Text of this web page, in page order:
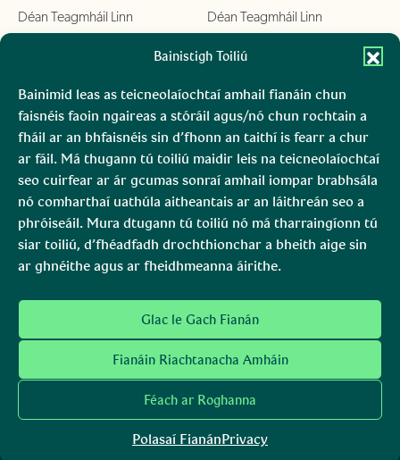
Bainistigh Toiliú
Bainimid leas as teicneolaíochtaí amhail fianáin chun
faisnéis faoin ngaireas a stóráil agus/nó chun rochtain a
fháil ar an bhfaisnéis sin d’fhonn an taithí is fearr a chur
ar fáil. Má thugann tú toiliú maidir leis na teicneolaíochtaí
seo cuirfear ar ár gcumas sonraí amhail iompar brabhsála
nó comharthaí uathúla aitheantais ar an láithreán seo a
phróiseáil. Mura dtugann tú toiliú nó má tharraingíonn tú
siar toiliú, d’fhéadfadh drochthionchar a bheith aige sin
ar ghnéithe agus ar fheidhmeanna áirithe.
Glac le Gach Fianán
Fianáin Riachtanacha Amháin
Féach ar Roghanna
Polasaí FianánPrivacy
Déan Teagmháil Linn
Déan Teagmháil Linn
An Dúlra & Caomhnú
Rudaí le déanamh
Foghlaim
Fúinn
Déan Teagmháil Linn
Conamara
An Dúlra & Caomhnú
Rudaí le déanamh
Foghlaim
Fúinn
Déan Teagmháil Linn
Boirinn
An Dúlra & Caomhnú
Rudaí le déanamh
Déan Teagmháil Linn
Mara, Ciarraí
An Dúlra & Caomhnú
Polasaí maidir le Fianáin